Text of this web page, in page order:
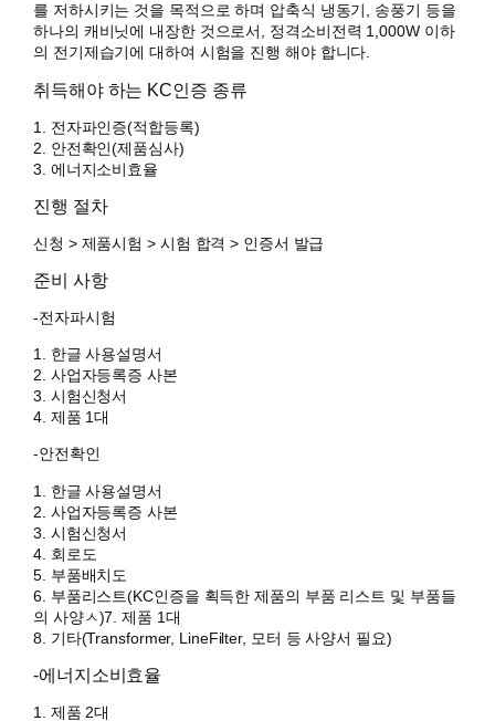
를 저하시키는 것을 목적으로 하며 압축식 냉동기, 송풍기 등을
하나의 캐비닛에 내장한 것으로서, 정격소비전력 1,000W 이하
의 전기제습기에 대하여 시험을 진행 해야 합니다.
취득해야 하는 KC인증 종류
1. 전자파인증(적합등록)
2. 안전확인(제품심사)
3. 에너지소비효율
진행 절차
신청 > 제품시험 > 시험 합격 > 인증서 발급
준비 사항
-전자파시험
1. 한글 사용설명서
2. 사업자등록증 사본
3. 시험신청서
4. 제품 1대
-안전확인
1. 한글 사용설명서
2. 사업자등록증 사본
3. 시험신청서
4. 회로도
5. 부품배치도
6. 부품리스트(KC인증을 획득한 제품의 부품 리스트 및 부품들
의 사양ㅅ)7. 제품 1대
8. 기타(Transformer, LineFilter, 모터 등 사양서 필요)
-에너지소비효율
1. 제품 2대